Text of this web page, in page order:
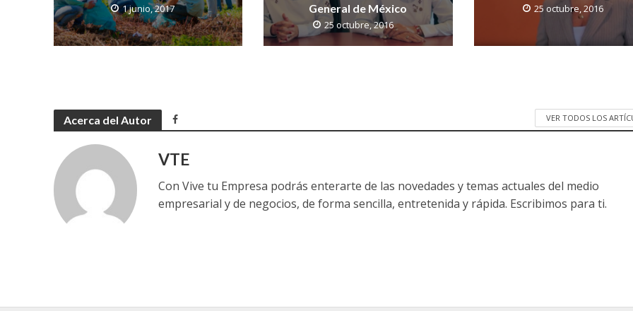
1 junio, 2017
General de México
25 octubre, 2016
25 octubre, 2016
Acerca del Autor VER TODOS LOS
VTE
Con Vive tu Empresa podrás enterarte de las novedades y temas actuales del medio
empresarial y de negocios, de forma sencilla, entretenida y rápida. Escribimos para ti.